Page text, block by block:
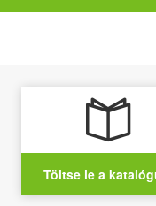
Töltse le a